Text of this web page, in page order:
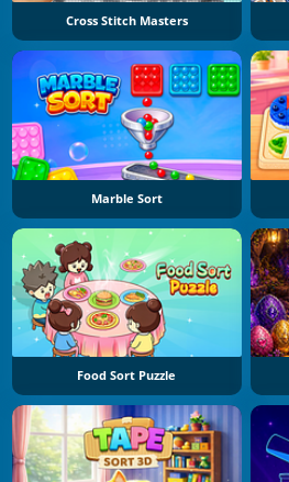
Cross Stitch Masters
Marble Sort
Food Sort Puzzle